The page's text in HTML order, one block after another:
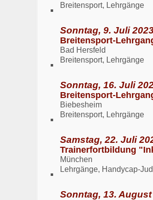
Breitensport, Lehrgänge
Sonntag, 9. Juli
Breitensport-
Bad Hersfeld
Breitensport, Lehrgänge
Sonntag, 16. Juli
Breitensport-
Biebesheim
Breitensport, Lehrgänge
Samstag, 22. Juli
Trainerfortbildung
München
Lehrgänge, Handycap-
Sonntag, 13.